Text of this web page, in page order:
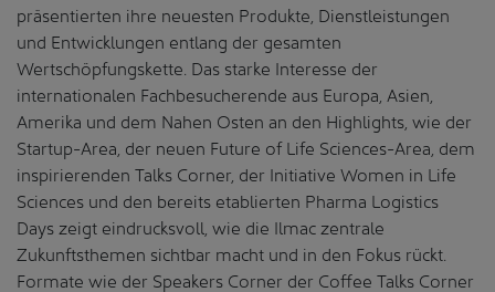
präsentierten ihre neuesten Produkte, Dienstleistungen
und Entwicklungen entlang der gesamten
Wertschöpfungskette. Das starke Interesse der
internationalen Fachbesucherende aus Europa, Asien,
Amerika und dem Nahen Osten an den Highlights, wie der
Startup-Area, der neuen Future of Life Sciences-Area, dem
inspirierenden Talks Corner, der Initiative Women in Life
Sciences und den bereits etablierten Pharma Logistics
Days zeigt eindrucksvoll, wie die Ilmac zentrale
Zukunftsthemen sichtbar macht und in den Fokus rückt.
Formate wie der Speakers Corner der Coffee Talks Corner